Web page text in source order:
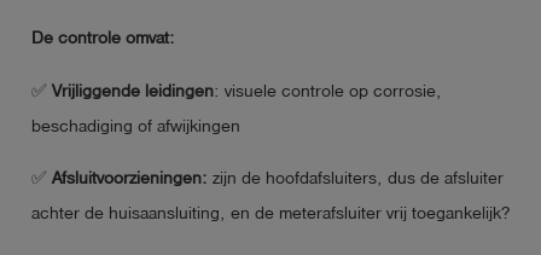
De controle omvat:
✅ Vrijliggende leidingen: visuele controle op corrosie,
beschadiging of afwijkingen
✅ Afsluitvoorzieningen: zijn de hoofdafsluiters, dus de afsluiter
achter de huisaansluiting, en de meterafsluiter vrij toegankelijk?